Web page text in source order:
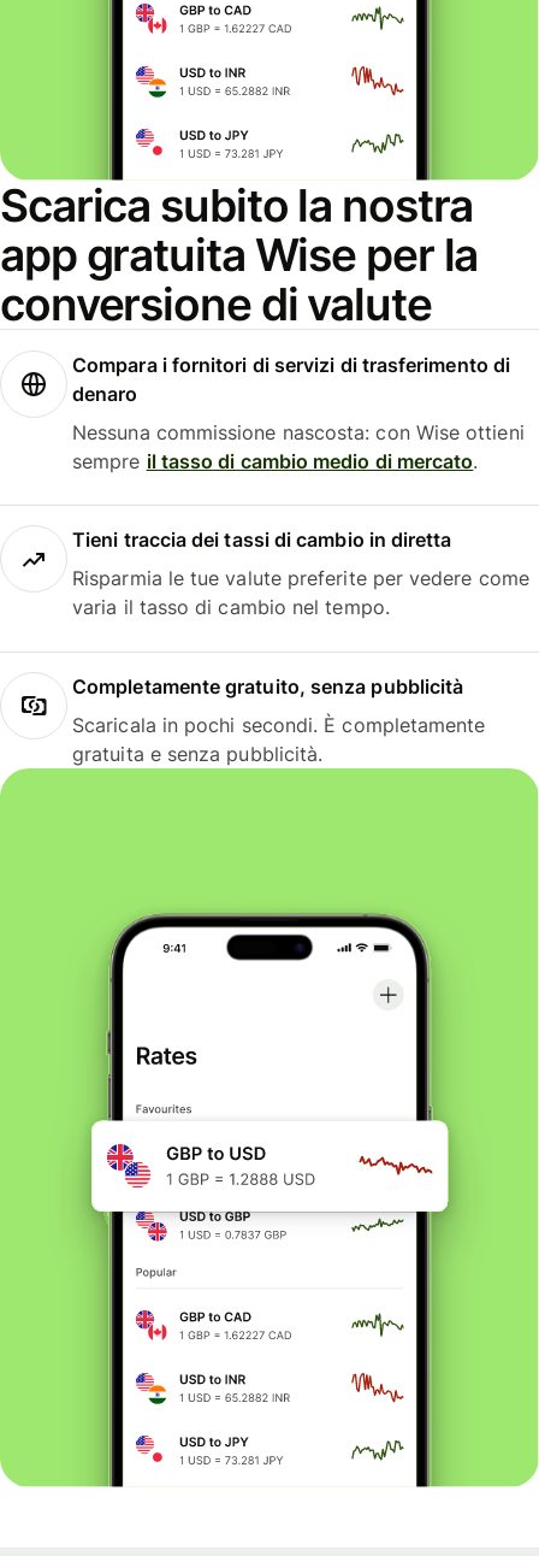
Scarica subito la nostra
app gratuita Wise per la
conversione di valute
Compara i fornitori di servizi di trasferimento di
denaro
Nessuna commissione nascosta: con Wise ottieni
sempre il tasso di cambio medio di mercato.
Tieni traccia dei tassi di cambio in diretta
Risparmia le tue valute preferite per vedere come
varia il tasso di cambio nel tempo.
Completamente gratuito, senza pubblicità
Scaricala in pochi secondi. È completamente
gratuita e senza pubblicità.